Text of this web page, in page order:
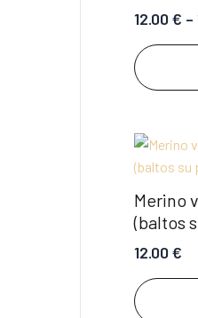
12.00€ –
Merino
(baltos
12.00€